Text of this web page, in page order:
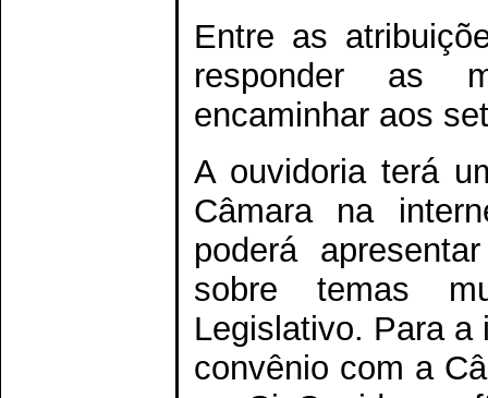
Entre as
responder as
encaminhar aos
A ouvidoria terá
Câmara na
poderá
sobre temas
Legislativo. Para a
convênio com a